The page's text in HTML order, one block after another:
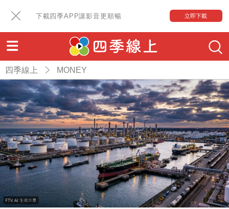
下載四季APP讓影音更順暢 立即下載
四季線上 MONEY